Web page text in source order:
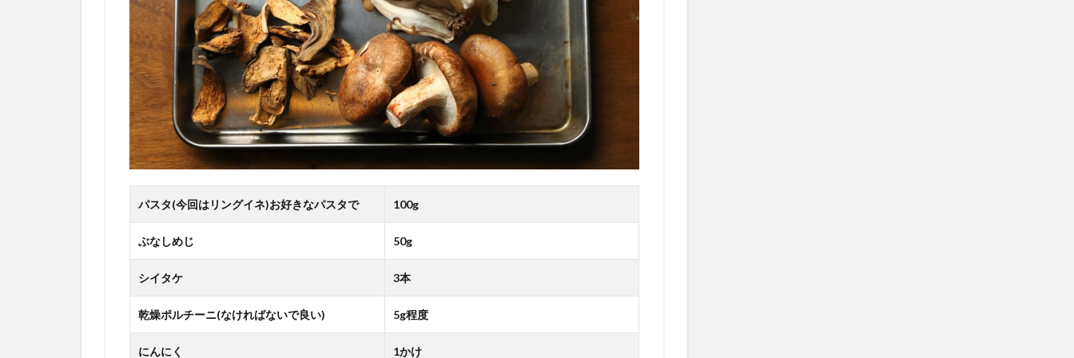
パスタ(今回はリングイネ)お好きなパスタで 100g
ぶなしめじ 50g
シイタケ 3本
乾燥ポルチーニ(なければないで良い) 5g程度
にんにく 1かけ